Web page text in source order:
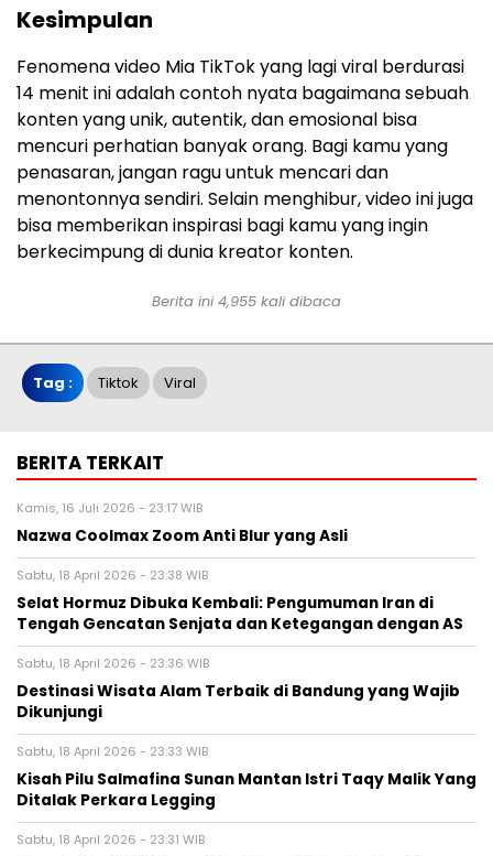
Kesimpulan
Fenomena video Mia TikTok yang lagi viral berdurasi
14 menit ini adalah contoh nyata bagaimana sebuah
konten yang unik, autentik, dan emosional bisa
mencuri perhatian banyak orang. Bagi kamu yang
penasaran, jangan ragu untuk mencari dan
menontonnya sendiri. Selain menghibur, video ini juga
bisa memberikan inspirasi bagi kamu yang ingin
berkecimpung di dunia kreator konten.
Berita ini 4,955 kali dibaca
Tag : Tiktok Viral
BERITA TERKAIT
Kamis, 16 Juli 2026 - 23:17 WIB
Nazwa Coolmax Zoom Anti Blur yang Asli
Sabtu, 18 April 2026 - 23:38 WIB
Selat Hormuz Dibuka Kembali: Pengumuman Iran di
Tengah Gencatan Senjata dan Ketegangan dengan AS
Sabtu, 18 April 2026 - 23:36 WIB
Destinasi Wisata Alam Terbaik di Bandung yang Wajib
Dikunjungi
Sabtu, 18 April 2026 - 23:33 WIB
Kisah Pilu Salmafina Sunan Mantan Istri Taqy Malik Yang
Ditalak Perkara Legging
Sabtu, 18 April 2026 - 23:31 WIB